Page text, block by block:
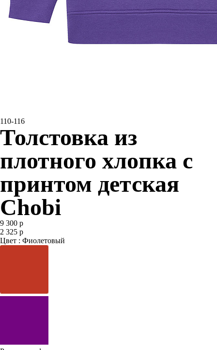
110-116
Толстовка из
плотного хлопка с
принтом детская
Chobi
9 300 р
2 325 р
Цвет : Фиолетовый